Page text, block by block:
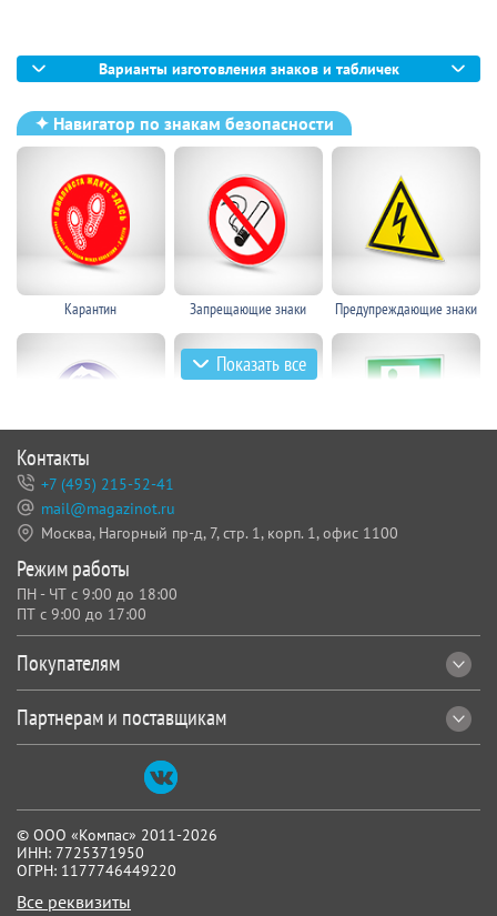
Варианты изготовления знаков и табличек
✦ Навигатор по знакам безопасности
Карантин Запрещающие знаки Предупреждающие знаки
Предписывающие знаки
Знаки мед. и сан.
назначения
Указательные знаки Знаки и плакаты по
электробезопас-ности
Вспомогательные
Показать все
© ООО «Компас» 2011-2026
ИНН: 7725371950
ОГРН: 1177746449220
Все реквизиты
Покупателям
Партнерам и поставщикам
Контакты
+7 (495) 215-52-41
mail@magazinot.ru
Москва, Нагорный пр-д, 7, стр. 1, корп. 1, офис 1100
Режим работы
ПН - ЧТ с 9:00 до 18:00
ПТ с 9:00 до 17:00